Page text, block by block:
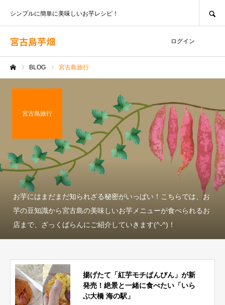
宮古島芋畑
シンプルに簡単に美味しいお芋レシピ！
ログイン
BLOG 宮古島旅行
宮古島旅行
お芋にはまだまだ知られざる秘密がいっぱい！こちらでは、お
芋の豆知識から宮古島の美味しいお芋メニューが食べられるお
店まで、ざっくばらんにご紹介していきます(^-^)！
揚げたて「紅芋モチぱんびん」が新
発売！絶景と一緒に食べたい「いら
ぶ大橋 海の駅」